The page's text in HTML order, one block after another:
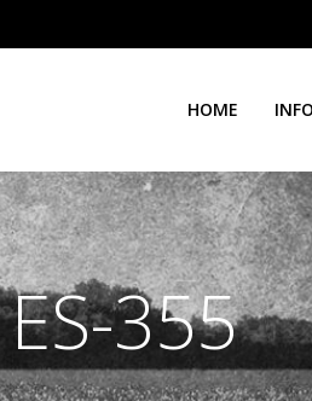
HOME INFO
355